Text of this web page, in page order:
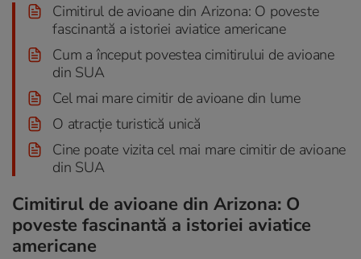
Cimitirul de avioane din Arizona: O poveste
fascinantă a istoriei aviatice americane
Cum a început povestea cimitirului de avioane
din SUA
Cel mai mare cimitir de avioane din lume
O atracție turistică unică
Cine poate vizita cel mai mare cimitir de avioane
din SUA
Cimitirul de avioane din Arizona: O
poveste fascinantă a istoriei aviatice
americane